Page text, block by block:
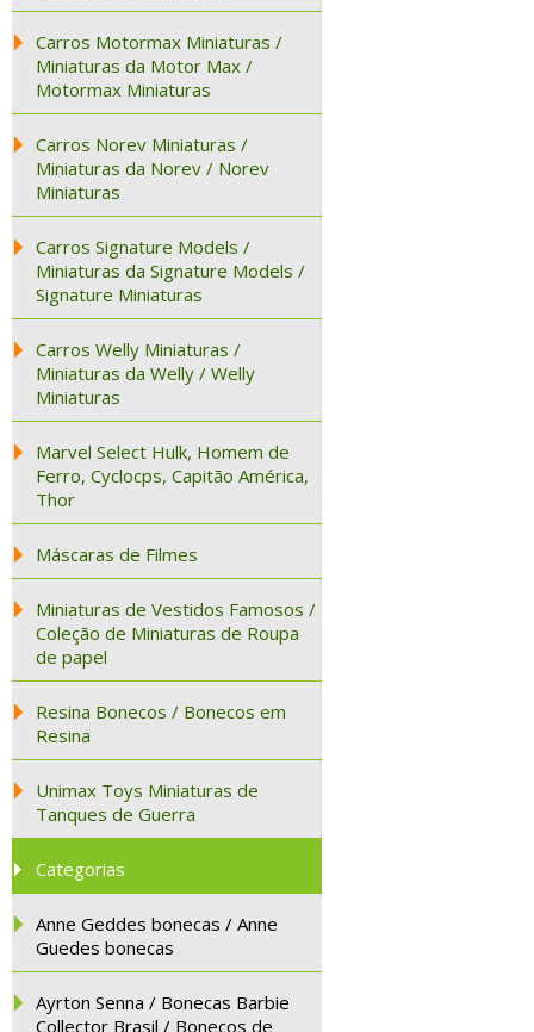
Carros Motormax Miniaturas /
Miniaturas da Motor Max /
Motormax Miniaturas
Carros Norev Miniaturas /
Miniaturas da Norev / Norev
Miniaturas
Carros Signature Models /
Miniaturas da Signature Models /
Signature Miniaturas
Carros Welly Miniaturas /
Miniaturas da Welly / Welly
Miniaturas
Marvel Select Hulk, Homem de
Ferro, Cyclocps, Capitão América,
Thor
Máscaras de Filmes
Miniaturas de Vestidos Famosos /
Coleção de Miniaturas de Roupa
de papel
Resina Bonecos / Bonecos em
Resina
Unimax Toys Miniaturas de
Tanques de Guerra
Categorias
Anne Geddes bonecas / Anne
Guedes bonecas
Ayrton Senna / Bonecas Barbie
Collector Brasil / Bonecos de